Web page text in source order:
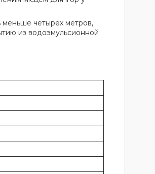
меньше четырех метров,
из водоэмульсионной